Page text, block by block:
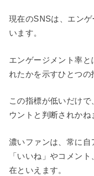
現在のSNSは、エン
います。
エンゲージメント率と
れたかを示すひとつの
この指標が低いだけ
ウントと判断されかね
濃いファンは、常に自
「いいね」やコメン
在といえます。